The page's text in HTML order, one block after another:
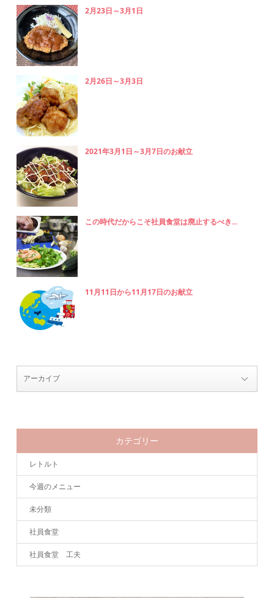
2月23日～3月1日
2月26日～3月3日
2021年3月1日～3月7日のお献立
この時代だからこそ社員食堂は廃止するべき...
11月11日から11月17日のお献立
カテゴリー
レトルト
今週のメニュー
未分類
社員食堂
社員食堂 工夫